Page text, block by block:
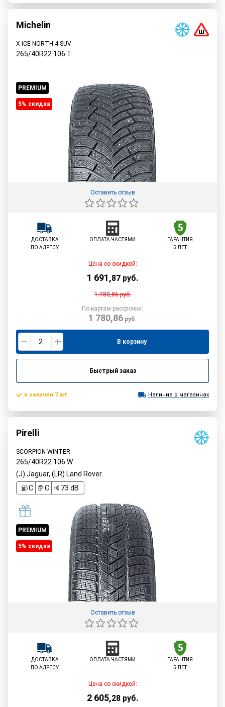
Michelin
X-ICE NORTH 4 SUV
265/40R22 106 T
PREMIUM
5% cкидка
Оставить отзыв
ДОСТАВКА
ПО АДРЕСУ
ОПЛАТА ЧАСТЯМИ
ГАРАНТИЯ
5 ЛЕТ
Цена со скидкой:
1 691,87 руб.
1 780,86руб.
По картам рассрочки:
1 780,86руб.
В корзину
Быстрый заказ
в наличии 7 шт. Наличие в магазинах
Pirelli
SCORPION WINTER
265/40R22 106 W
(J) Jaguar, (LR) Land Rover
C
C 73 dB
PREMIUM
5% cкидка
Оставить отзыв
ДОСТАВКА
ПО АДРЕСУ
ОПЛАТА ЧАСТЯМИ
ГАРАНТИЯ
5 ЛЕТ
Цена со скидкой:
2 605,28 руб.